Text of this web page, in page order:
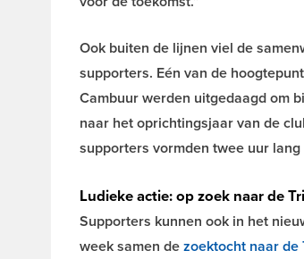
Ook buiten de lijnen viel de
supporters. Eén van de
Cambuur werden uitgedaagd om
naar het oprichtingsjaar van de
supporters vormden twee uur
Ludieke actie: op zoek naar de
Supporters kunnen ook in het
week samen dezoektocht naar de